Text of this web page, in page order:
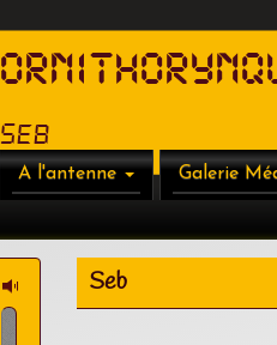
Seb
A l'antenne Galerie
Seb